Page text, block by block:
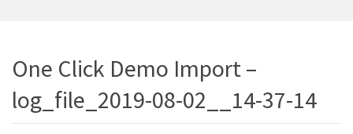
One Click Demo Import –
log_file_2019-08-02__14-37-14